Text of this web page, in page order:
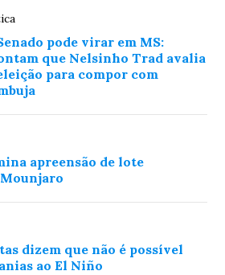
pode virar em MS:
que Nelsinho Trad avalia
para compor com
apreensão de lote
dizem que não é possível
ao El Niño